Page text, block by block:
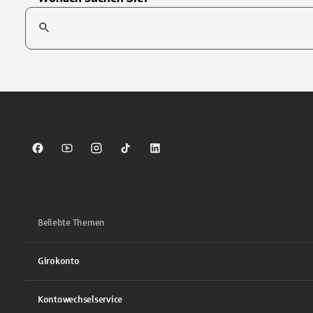
Suchfeld
Sparkasse auf Facebook
Sparkasse auf Youtube
Sparkasse auf Instagram
Sparkasse auf TikTok
Sparkasse auf LinkedIn
Beliebte Themen
Girokonto
Kontowechselservice